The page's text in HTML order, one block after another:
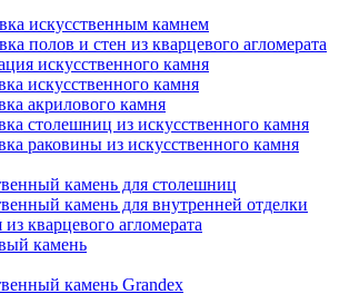
искусственным камнем
полов и стен из кварцевого агломерата
искусственного камня
искусственного камня
акрилового камня
столешниц из искусственного камня
раковины из искусственного камня
камень для столешниц
камень для внутренней отделки
кварцевого агломерата
камень
камень Grandex